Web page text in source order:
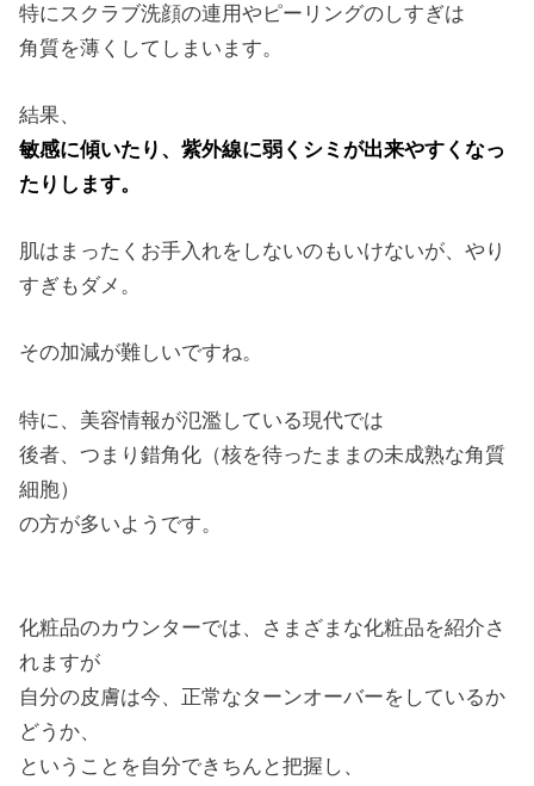
特にスクラブ洗顔の連用やピーリングのしすぎは
角質を薄くしてしまいます。
結果、
敏感に傾いたり、紫外線に弱くシミが出来やすくなっ
たりします。
肌はまったくお手入れをしないのもいけないが、やり
すぎもダメ。
その加減が難しいですね。
特に、美容情報が氾濫している現代では
後者、つまり錯角化（核を待ったままの未成熟な角質
細胞）
の方が多いようです。
化粧品のカウンターでは、さまざまな化粧品を紹介さ
れますが
自分の皮膚は今、正常なターンオーバーをしているか
どうか、
ということを自分できちんと把握し、